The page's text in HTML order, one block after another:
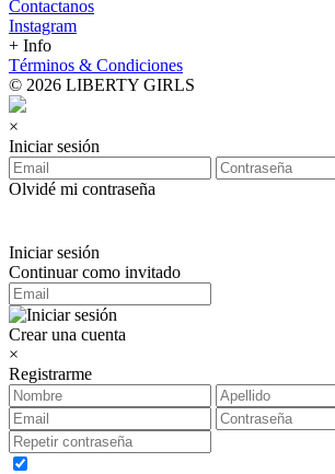
Contactanos
Instagram
+ Info
Términos & Condiciones
© 2026 LIBERTY GIRLS
×
Iniciar sesión
Olvidé mi contraseña
Iniciar sesión
Continuar como invitado
Crear una cuenta
×
Registrarme